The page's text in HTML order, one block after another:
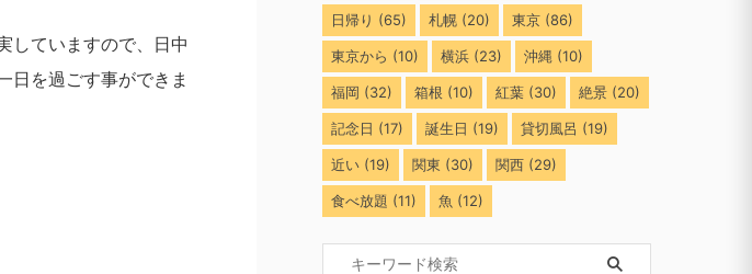
していますので、日中
日を過ごす事ができま
日帰り (65) 札幌 (20) 東京 (86)
東京から (10) 横浜 (23) 沖縄 (10)
福岡 (32) 箱根 (10) 紅葉 (30) 絶景 (20)
記念日 (17) 誕生日 (19) 貸切風呂 (19)
近い (19) 関東 (30) 関西 (29)
食べ放題 (11) 魚 (12)